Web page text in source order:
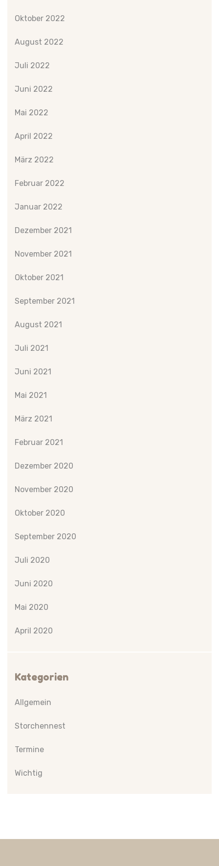
Oktober 2022
August 2022
Juli 2022
Juni 2022
Mai 2022
April 2022
März 2022
Februar 2022
Januar 2022
Dezember 2021
November 2021
Oktober 2021
September 2021
August 2021
Juli 2021
Juni 2021
Mai 2021
März 2021
Februar 2021
Dezember 2020
November 2020
Oktober 2020
September 2020
Juli 2020
Juni 2020
Mai 2020
April 2020
Kategorien
Allgemein
Storchennest
Termine
Wichtig